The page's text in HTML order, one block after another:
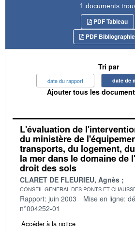
1 documents
PDF Tableau
PDF Bibliographie
Tri par
date du rapport date de
Ajouter tous les
L'évaluation de
du ministère de
transports, du logement,
la mer dans le domaine de
droit des sols
CLARET DE FLEURIEU, Agnès
CONSEIL GENERAL DES PONTS ET
Rapport: juin 2003 Mise en ligne:
n°004252-01
Accéder à la notice